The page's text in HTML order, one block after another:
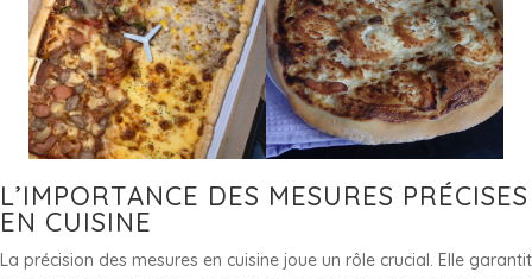
L’IMPORTANCE DES MESURES PRÉCISES
EN CUISINE
La précision des mesures en cuisine joue un rôle crucial. Elle garantit